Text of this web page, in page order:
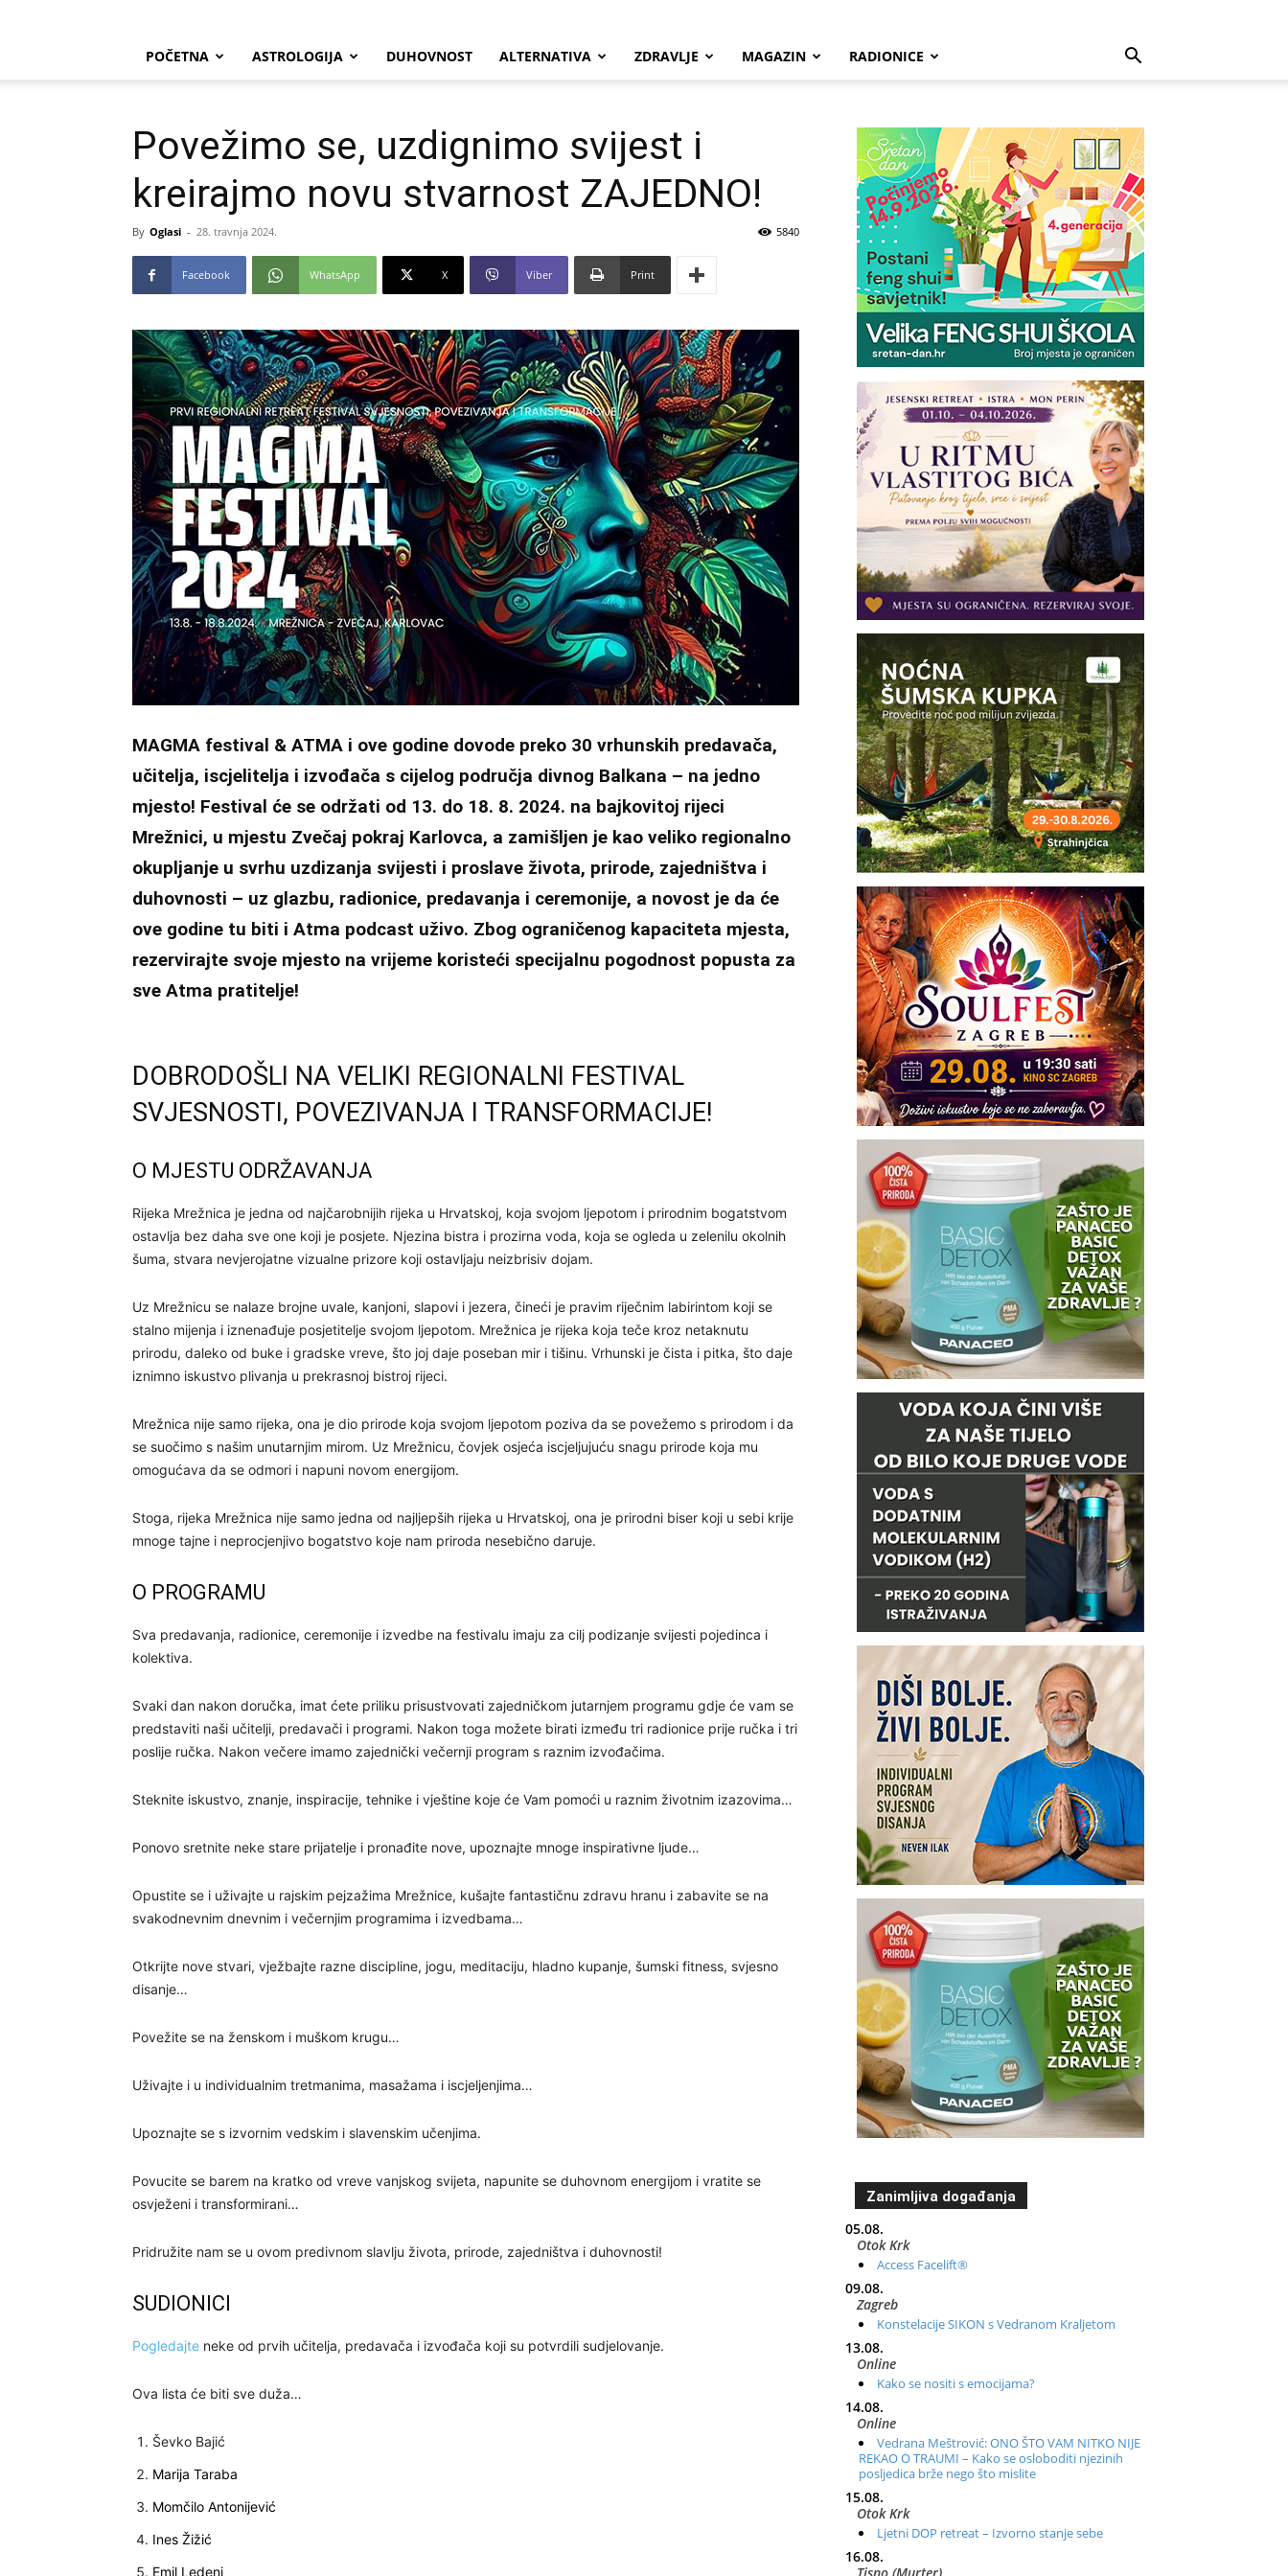
POČETNA ASTROLOGIJA DUHOVNOST ALTERNATIVA ZDRAVLJE MAGAZIN RADIONICE
Povežimo se, uzdignimo svijest i
kreirajmo novu stvarnost ZAJEDNO!
By Oglasi - 28. travnja 2024. 5840
Facebook WhatsApp X Viber Print
MAGMA festival & ATMA i ove godine dovode preko 30 vrhunskih predavača,
učitelja, iscjelitelja i izvođača s cijelog područja divnog Balkana – na jedno
mjesto! Festival će se održati od 13. do 18. 8. 2024. na bajkovitoj rijeci
Mrežnici, u mjestu Zvečaj pokraj Karlovca, a zamišljen je kao veliko regionalno
okupljanje u svrhu uzdizanja svijesti i proslave života, prirode, zajedništva i
duhovnosti – uz glazbu, radionice, predavanja i ceremonije, a novost je da će
ove godine tu biti i Atma podcast uživo. Zbog ograničenog kapaciteta mjesta,
rezervirajte svoje mjesto na vrijeme koristeći specijalnu pogodnost popusta za
sve Atma pratitelje!
DOBRODOŠLI NA VELIKI REGIONALNI FESTIVAL
SVJESNOSTI, POVEZIVANJA I TRANSFORMACIJE!
O MJESTU ODRŽAVANJA
Rijeka Mrežnica je jedna od najčarobnijih rijeka u Hrvatskoj, koja svojom ljepotom i prirodnim bogatstvom
ostavlja bez daha sve one koji je posjete. Njezina bistra i prozirna voda, koja se ogleda u zelenilu okolnih
šuma, stvara nevjerojatne vizualne prizore koji ostavljaju neizbrisiv dojam.
Uz Mrežnicu se nalaze brojne uvale, kanjoni, slapovi i jezera, čineći je pravim riječnim labirintom koji se
stalno mijenja i iznenađuje posjetitelje svojom ljepotom. Mrežnica je rijeka koja teče kroz netaknutu
prirodu, daleko od buke i gradske vreve, što joj daje poseban mir i tišinu. Vrhunski je čista i pitka, što daje
iznimno iskustvo plivanja u prekrasnoj bistroj rijeci.
Mrežnica nije samo rijeka, ona je dio prirode koja svojom ljepotom poziva da se povežemo s prirodom i da
se suočimo s našim unutarnjim mirom. Uz Mrežnicu, čovjek osjeća iscjeljujuću snagu prirode koja mu
omogućava da se odmori i napuni novom energijom.
Stoga, rijeka Mrežnica nije samo jedna od najljepših rijeka u Hrvatskoj, ona je prirodni biser koji u sebi krije
mnoge tajne i neprocjenjivo bogatstvo koje nam priroda nesebično daruje.
O PROGRAMU
Sva predavanja, radionice, ceremonije i izvedbe na festivalu imaju za cilj podizanje svijesti pojedinca i
kolektiva.
Svaki dan nakon doručka, imat ćete priliku prisustvovati zajedničkom jutarnjem programu gdje će vam se
predstaviti naši učitelji, predavači i programi. Nakon toga možete birati između tri radionice prije ručka i tri
poslije ručka. Nakon večere imamo zajednički večernji program s raznim izvođačima.
Steknite iskustvo, znanje, inspiracije, tehnike i vještine koje će Vam pomoći u raznim životnim izazovima…
Ponovo sretnite neke stare prijatelje i pronađite nove, upoznajte mnoge inspirativne ljude…
Opustite se i uživajte u rajskim pejzažima Mrežnice, kušajte fantastičnu zdravu hranu i zabavite se na
svakodnevnim dnevnim i večernjim programima i izvedbama…
Otkrijte nove stvari, vježbajte razne discipline, jogu, meditaciju, hladno kupanje, šumski fitness, svjesno
disanje…
Povežite se na ženskom i muškom krugu…
Uživajte i u individualnim tretmanima, masažama i iscjeljenjima…
Upoznajte se s izvornim vedskim i slavenskim učenjima.
Povucite se barem na kratko od vreve vanjskog svijeta, napunite se duhovnom energijom i vratite se
osvježeni i transformirani…
Pridružite nam se u ovom predivnom slavlju života, prirode, zajedništva i duhovnosti!
SUDIONICI
Pogledajte neke od prvih učitelja, predavača i izvođača koji su potvrdili sudjelovanje.
Ova lista će biti sve duža…
Ševko Bajić
Marija Taraba
Momčilo Antonijević
Ines Žižić
Emil Ledeni
Zanimljiva događanja
05.08.
Otok Krk
Access Facelift®
09.08.
Zagreb
Konstelacije SIKON s Vedranom Kraljetom
13.08.
Online
Kako se nositi s emocijama?
14.08.
Online
Vedrana Meštrović: ONO ŠTO VAM NITKO NIJE
REKAO O TRAUMI – Kako se osloboditi njezinih
posljedica brže nego što mislite
15.08.
Otok Krk
Ljetni DOP retreat – Izvorno stanje sebe
16.08.